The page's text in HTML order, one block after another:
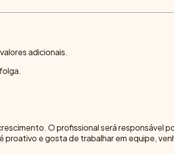
adicionais.
O profissional será responsável
e gosta de trabalhar em equipe,